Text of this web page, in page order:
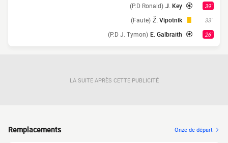
39'
J. Key
(P.D Ronald)
33'
Ž. Vipotnik
(Faute)
26'
E. Galbraith
(P.D J. Tymon)
LA SUITE APRÈS CETTE PUBLICITÉ
Remplacements Onze de départ